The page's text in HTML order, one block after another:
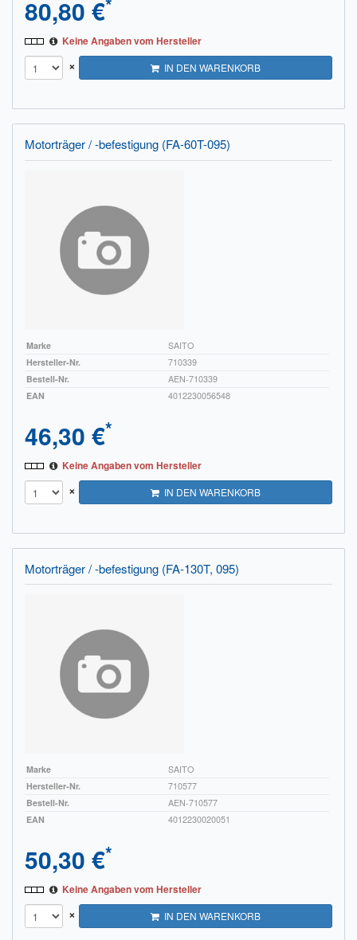
80,80 €
Keine Angaben vom Hersteller
× IN DEN WARENKORB
Motorträger / -befestigung (FA-60T-095)
Marke
SAITO
Hersteller-Nr.
710339
Bestell-Nr.
AEN-710339
EAN
4012230056548
46,30 €*
Keine Angaben vom Hersteller
× IN DEN WARENKORB
Motorträger / -befestigung (FA-130T, 095)
Marke
SAITO
Hersteller-Nr.
710577
Bestell-Nr.
AEN-710577
EAN
4012230020051
50,30 €*
Keine Angaben vom Hersteller
× IN DEN WARENKORB